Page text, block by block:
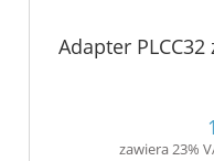
Adapter
zawiera 23%